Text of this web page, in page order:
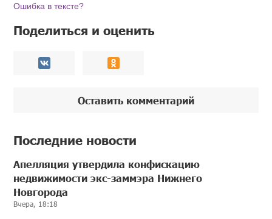
Ошибка в тексте?
Поделиться и оценить
Оставить комментарий
Последние новости
Апелляция утвердила конфискацию
недвижимости экс-заммэра Нижнего
Новгорода
Вчера, 18:18